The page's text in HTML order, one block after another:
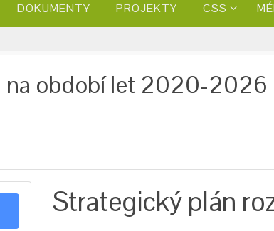
DOKUMENTY PROJEKTY CSS
na období let 2020-2026
Strategický plán